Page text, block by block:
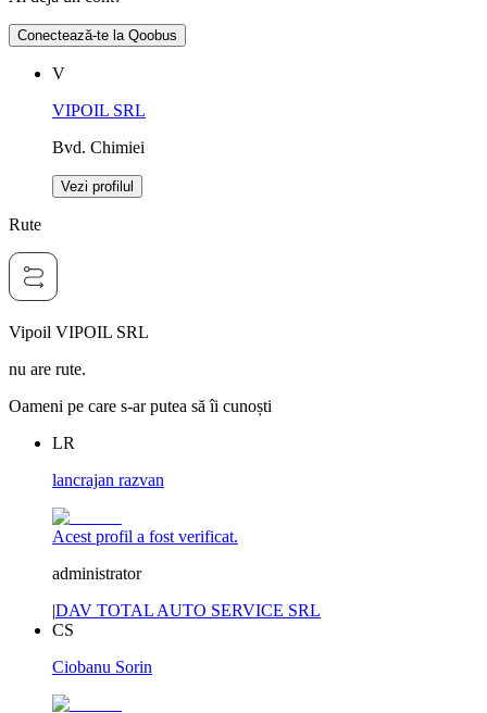
Conectează-te la Qoobus
V
VIPOIL SRL
Bvd. Chimiei
Vezi profilul
Rute
Vipoil VIPOIL SRL
nu are rute.
Oameni pe care s-ar putea să îi cunoști
LR
lancrajan razvan
Acest profil a fost verificat.
administrator
|DAV TOTAL AUTO SERVICE SRL
CS
Ciobanu Sorin